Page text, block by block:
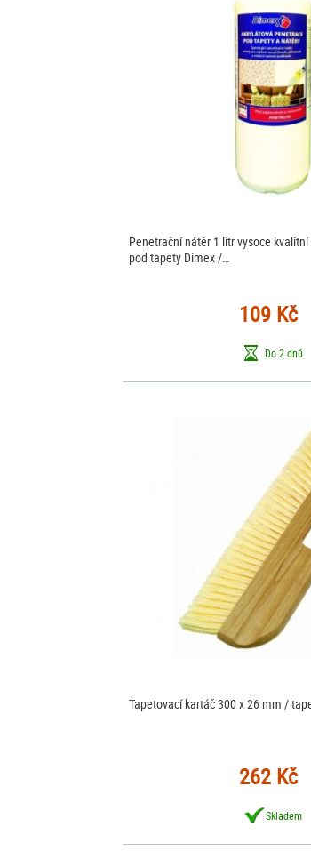
Penetrační nátěr 1 litr vysoce
pod tapety Dimex /…
109 Kč
Do 2 dnů
Tapetovací kartáč 300 x 26 mm /
262 Kč
Skladem